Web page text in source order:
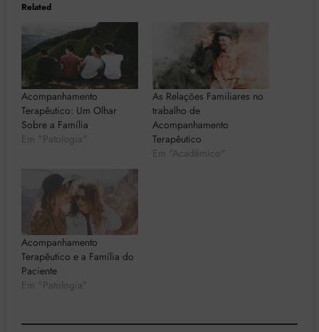
Related
Acompanhamento
Terapêutico: Um Olhar
Sobre a Família
Em "Patologia"
As Relações Familiares no
trabalho de
Acompanhamento
Terapêutico
Em "Acadêmico"
Acompanhamento
Terapêutico e a Família do
Paciente
Em "Patologia"